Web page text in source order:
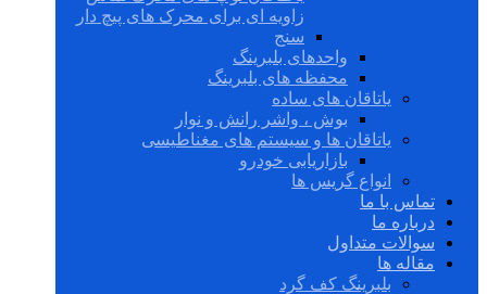
زاویه ای برای محرک های پیچ دار
سنج
واحدهای بلبرینگ
محفظه های بلبرینگ
یاتاقان های ساده
بوش ، واشر رانش و نوار
یاتاقان ها و سیستم های مغناطیسی
بازاریابی خودرو
انواع گریس ها
تماس با ما
درباره ما
سوالات متداول
مقاله ها
بلبرینگ کف گرد